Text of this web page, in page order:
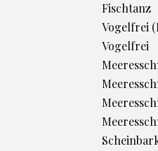
Fischtanz
Vogelfrei
Vogelfrei